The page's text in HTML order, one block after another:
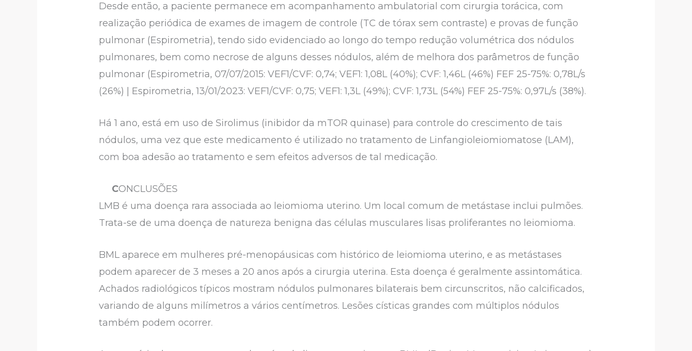
Desde então, a paciente permanece em acompanhamento ambulatorial com cirurgia torácica, com
realização periódica de exames de imagem de controle (TC de tórax sem contraste) e provas de função
pulmonar (Espirometria), tendo sido evidenciado ao longo do tempo redução volumétrica dos nódulos
pulmonares, bem como necrose de alguns desses nódulos, além de melhora dos parâmetros de função
pulmonar (Espirometria, 07/07/2015: VEF1/CVF: 0,74; VEF1: 1,08L (40%); CVF: 1,46L (46%) FEF 25-75%: 0,78L/s
(26%) | Espirometria, 13/01/2023: VEF1/CVF: 0,75; VEF1: 1,3L (49%); CVF: 1,73L (54%) FEF 25-75%: 0,97L/s (38%).
Há 1 ano, está em uso de Sirolimus (inibidor da mTOR quinase) para controle do crescimento de tais
nódulos, uma vez que este medicamento é utilizado no tratamento de Linfangioleiomiomatose (LAM),
com boa adesão ao tratamento e sem efeitos adversos de tal medicação.
CONCLUSÕES
LMB é uma doença rara associada ao leiomioma uterino. Um local comum de metástase inclui pulmões.
Trata-se de uma doença de natureza benigna das células musculares lisas proliferantes no leiomioma.
BML aparece em mulheres pré-menopáusicas com histórico de leiomioma uterino, e as metástases
podem aparecer de 3 meses a 20 anos após a cirurgia uterina. Esta doença é geralmente assintomática.
Achados radiológicos típicos mostram nódulos pulmonares bilaterais bem circunscritos, não calcificados,
variando de alguns milímetros a vários centímetros. Lesões císticas grandes com múltiplos nódulos
também podem ocorrer.